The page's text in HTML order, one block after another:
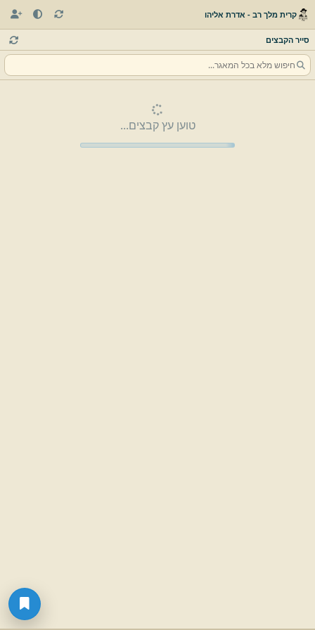
קרית מלך רב - אדרת אליהו
סייר הקבצים
טוען עץ קבצים...